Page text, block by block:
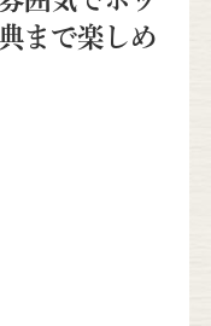
まで楽しめ